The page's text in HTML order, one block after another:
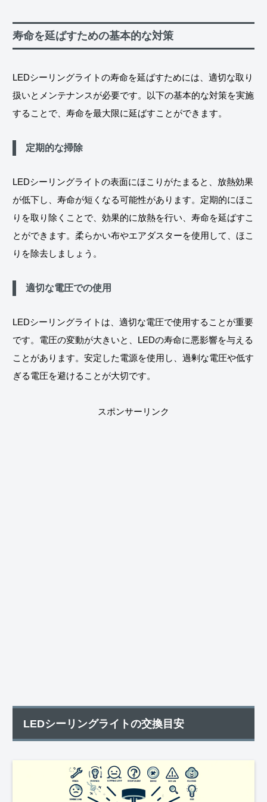
寿命を延ばすための基本的な対策
LEDシーリングライトの寿命を延ばすためには、適切な取り
扱いとメンテナンスが必要です。以下の基本的な対策を実施
することで、寿命を最大限に延ばすことができます。
定期的な掃除
LEDシーリングライトの表面にほこりがたまると、放熱効果
が低下し、寿命が短くなる可能性があります。定期的にほこ
りを取り除くことで、効果的に放熱を行い、寿命を延ばすこ
とができます。柔らかい布やエアダスターを使用して、ほこ
りを除去しましょう。
適切な電圧での使用
LEDシーリングライトは、適切な電圧で使用することが重要
です。電圧の変動が大きいと、LEDの寿命に悪影響を与える
ことがあります。安定した電源を使用し、過剰な電圧や低す
ぎる電圧を避けることが大切です。
スポンサーリンク
LEDシーリングライトの交換目安